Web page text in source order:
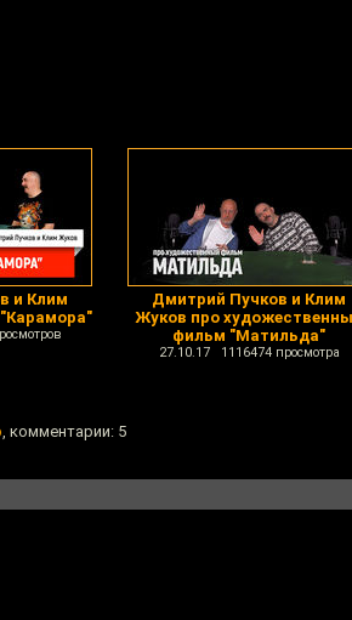
и Клим
Дмитрий Пучков и Клим
Жуков про
фильм "Матильда"
27.10.17 1116474 просмотра
, комментарии: 5